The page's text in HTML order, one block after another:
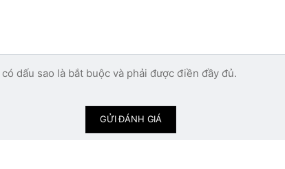
dấu sao là bắt buộc và phải được điền đầy đủ.
GỬI ĐÁNH GIÁ